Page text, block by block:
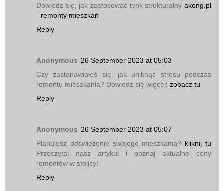
Dowiedz się, jak zastosować tynk strukturalny akong.pl
- remonty mieszkań
Reply
Anonymous 26 September 2023 at 05:03
Czy zastanawiałeś się, jak uniknąć stresu podczas
remontu mieszkania? Dowiedz się więcej! zobacz tu
Reply
Anonymous 26 September 2023 at 05:07
Planujesz odświeżenie swojego mieszkania? kliknij tu
Przeczytaj nasz artykuł i poznaj aktualne ceny
remontów w stolicy!
Reply